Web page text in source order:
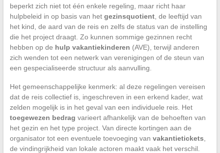
beperkt zich niet tot één enkele regeling, maar richt haar
hulpbeleid in op basis van het gezinsquotient, de leeftijd van
het kind, de aard van de reis en zelfs de status van de instelling
die het project draagt. Zo kunnen sommige gezinnen recht
hebben op de hulp vakantiekinderen (AVE), terwijl anderen
zich wenden tot een netwerk van verenigingen of de steun van
een gespecialiseerde structuur als aanvulling.
Het gemeenschappelijke kenmerk: al deze regelingen vereisen
dat de reis collectief is, ingeschreven in een erkend kader, wat
zelden mogelijk is in het geval van een individuele reis. Het
toegewezen bedrag varieert afhankelijk van de behoeften van
het gezin en het type project. Van directe kortingen aan de
organisator tot een eventuele toevoeging van vakantietickets
de vindingrijkheid van lokale actoren maakt vaak het verschil.